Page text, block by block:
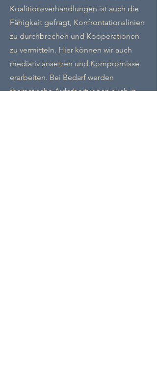
Koalitionsverhandlungen ist auch die
Fähigkeit gefragt, Konfrontationslinien
zu durchbrechen und Kooperationen
zu vermitteln. Hier können wir auch
mediativ ansetzen und Kompromisse
erarbeiten. Bei Bedarf werden
thematische Aufarbeitungen auch in